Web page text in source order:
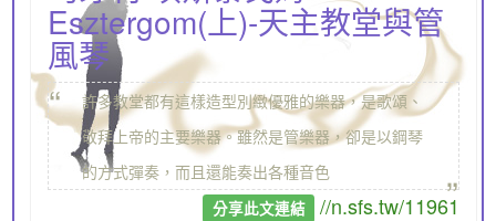
Esztergom(上)-天主教堂與管
風琴
“
許多教堂都有這樣造型別緻優雅的樂器，是歌頌、
敬拜上帝的主要樂器。雖然是管樂器，卻是以鋼琴
的方式彈奏，而且還能奏出各種音色
„
分享此文連結 //n.sfs.tw/11961